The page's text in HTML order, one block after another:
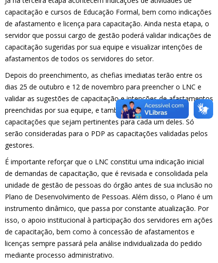
capacitação e cursos de Educação Formal, bem como indicações
de afastamento e licença para capacitação. Ainda nesta etapa, o
servidor que possui cargo de gestão poderá validar indicações de
capacitação sugeridas por sua equipe e visualizar intenções de
afastamentos de todos os servidores do setor.
Depois do preenchimento, as chefias imediatas terão entre os
dias 25 de outubro e 12 de novembro para preencher o LNC e
validar as sugestões de capacitação e intenções de afastamentos
preenchidas por sua equipe, e também poderão indicar
capacitações que sejam pertinentes para cada um deles. Só
serão consideradas para o PDP as capacitações validadas pelos
gestores.
É importante reforçar que o LNC constitui uma indicação inicial
de demandas de capacitação, que é revisada e consolidada pela
unidade de gestão de pessoas do órgão antes de sua inclusão no
Plano de Desenvolvimento de Pessoas. Além disso, o Plano é um
instrumento dinâmico, que passa por constante atualização. Por
isso, o apoio institucional à participação dos servidores em ações
de capacitação, bem como à concessão de afastamentos e
licenças sempre passará pela análise individualizada do pedido
mediante processo administrativo.